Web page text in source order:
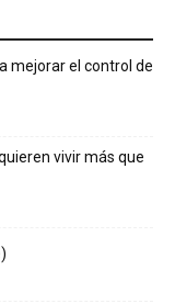
mejorar el control de
vivir más que